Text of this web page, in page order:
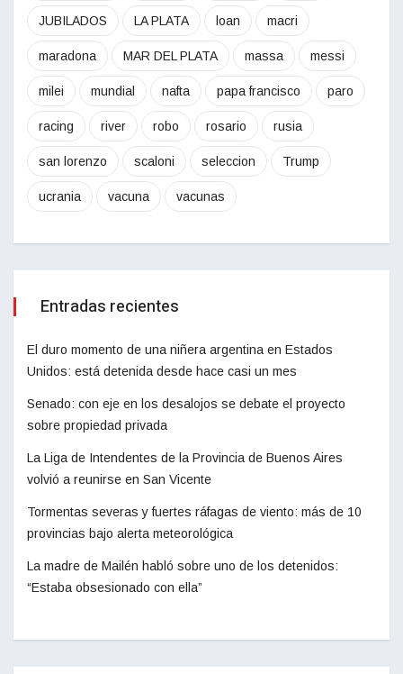
JUBILADOS LA PLATA loan macri
maradona MAR DEL PLATA massa messi
milei mundial nafta papa francisco paro
racing river robo rosario rusia
san lorenzo scaloni seleccion Trump
ucrania vacuna vacunas
Entradas recientes
El duro momento de una niñera argentina en Estados
Unidos: está detenida desde hace casi un mes
Senado: con eje en los desalojos se debate el proyecto
sobre propiedad privada
La Liga de Intendentes de la Provincia de Buenos Aires
volvió a reunirse en San Vicente
Tormentas severas y fuertes ráfagas de viento: más de 10
provincias bajo alerta meteorológica
La madre de Mailén habló sobre uno de los detenidos:
“Estaba obsesionado con ella”